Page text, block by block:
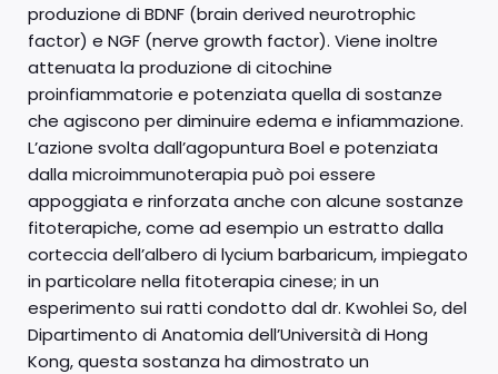
produzione di BDNF (brain derived neurotrophic
factor) e NGF (nerve growth factor). Viene inoltre
attenuata la produzione di citochine
proinfiammatorie e potenziata quella di sostanze
che agiscono per diminuire edema e infiammazione.
L’azione svolta dall’agopuntura Boel e potenziata
dalla microimmunoterapia può poi essere
appoggiata e rinforzata anche con alcune sostanze
fitoterapiche, come ad esempio un estratto dalla
corteccia dell’albero di lycium barbaricum, impiegato
in particolare nella fitoterapia cinese; in un
esperimento sui ratti condotto dal dr. Kwohlei So, del
Dipartimento di Anatomia dell’Università di Hong
Kong, questa sostanza ha dimostrato un